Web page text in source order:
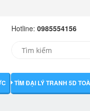
Hotline: 0985554156
TÌM ĐẠI LÝ TRANH 5D